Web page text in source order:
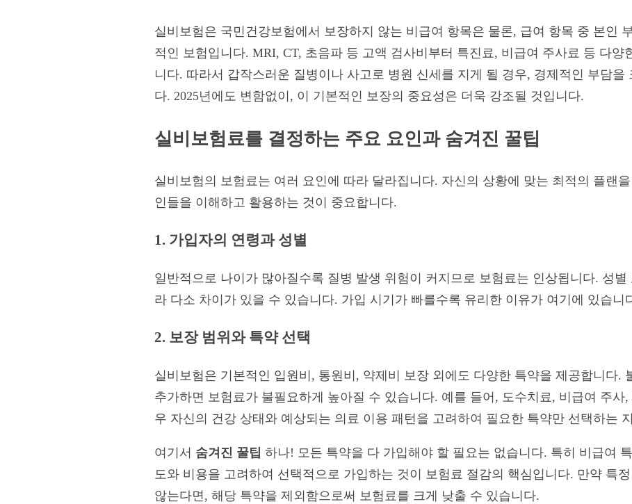
실비보험은 국민건강보험에서 보장하지 않는 비급여 항목은 물론, 급여 항목 중 본인
적인 보험입니다. MRI, CT, 초음파 등 고액 검사비부터 특진료, 비급여 주사료 등 다양
니다. 따라서 갑작스러운 질병이나 사고로 병원 신세를 지게 될 경우, 경제적인 부담을
다. 2025년에도 변함없이, 이 기본적인 보장의 중요성은 더욱 강조될 것입니다.
실비보험료를 결정하는 주요 요인과 숨겨진 꿀팁
실비보험의 보험료는 여러 요인에 따라 달라집니다. 자신의 상황에 맞는 최적의 플랜
인들을 이해하고 활용하는 것이 중요합니다.
1. 가입자의 연령과 성별
일반적으로 나이가 많아질수록 질병 발생 위험이 커지므로 보험료는 인상됩니다. 성
라 다소 차이가 있을 수 있습니다. 가입 시기가 빠를수록 유리한 이유가 여기에 있습니
2. 보장 범위와 특약 선택
실비보험은 기본적인 입원비, 통원비, 약제비 보장 외에도 다양한 특약을 제공합니다.
추가하면 보험료가 불필요하게 높아질 수 있습니다. 예를 들어, 도수치료, 비급여 주사
우 자신의 건강 상태와 예상되는 의료 이용 패턴을 고려하여 필요한 특약만 선택하는
여기서 숨겨진 꿀팁 하나! 모든 특약을 다 가입해야 할 필요는 없습니다. 특히 비급여
도와 비용을 고려하여 선택적으로 가입하는 것이 보험료 절감의 핵심입니다. 만약 특
않는다면, 해당 특약을 제외함으로써 보험료를 크게 낮출 수 있습니다.